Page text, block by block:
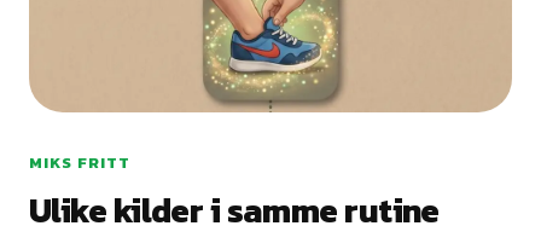
MIKS FRITT
Ulike kilder i samme rutine